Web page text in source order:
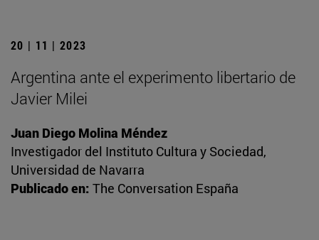
20 | 11 | 2023
Argentina ante el experimento libertario de
Javier Milei
Juan Diego Molina Méndez
Investigador del Instituto Cultura y Sociedad,
Universidad de Navarra
Publicado en: The Conversation España